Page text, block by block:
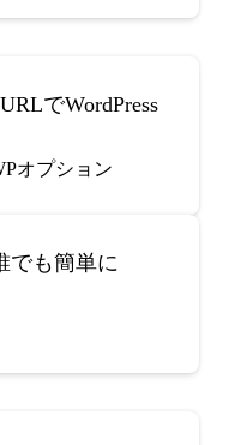
でWordPress
オプション
でも簡単に